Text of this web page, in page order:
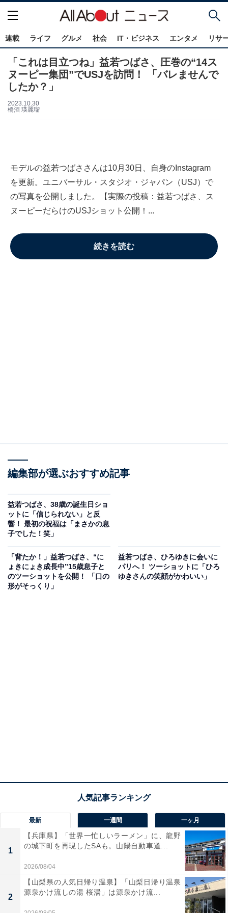
連載 ライフ グルメ 社会 IT・ビジネス エンタメ リサ
「これは目立つね」益若つばさ、圧巻の“14ス
ヌーピー集団”でUSJを訪問！ 「バレませんで
したか？」
2023.10.30
橋酒 瑛麗瑠
モデルの益若つばささんは10月30日、自身のInstagram
を更新。ユニバーサル・スタジオ・ジャパン（USJ）で
の写真を公開しました。【実際の投稿：益若つばさ、ス
ヌーピーだらけのUSJショット公開！...
続きを読む
編集部が選ぶおすすめ記事
益若つばさ、38歳の誕生日ショ
ットに「信じられない」と反
響！ 最初の祝福は「まさかの息
子でした！笑」
「背たか！」益若つばさ、“に
ょきにょき成長中”15歳息子と
のツーショットを公開！ 「口の
形がそっくり」
益若つばさ、ひろゆきに会いに
パリへ！ ツーショットに「ひろ
ゆきさんの笑顔がかわいい」
最新 一週間 一ヶ月
1
【兵庫県】「世界一忙しいラーメン」に、龍野
の城下町を再現したSAも。山陽自動車道...
2026/08/04
2
【山梨県の人気日帰り温泉】「山梨日帰り温泉
源泉かけ流しの湯 桜湯」は源泉かけ流...